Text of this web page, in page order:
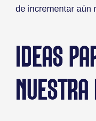
de incrementar aún
IDEAS